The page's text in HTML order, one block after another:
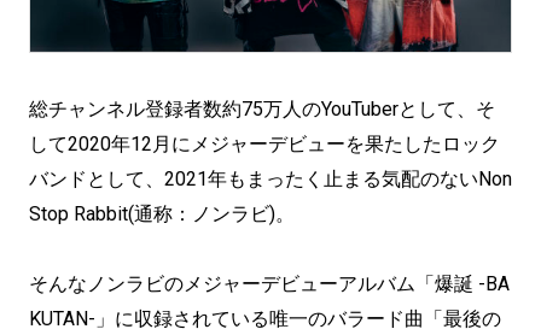
総チャンネル登録者数約75万人のYouTuberとして、そ
して2020年12月にメジャーデビューを果たしたロック
バンドとして、2021年もまったく止まる気配のないNon
Stop Rabbit(通称：ノンラビ)。
そんなノンラビのメジャーデビューアルバム「爆誕 -BA
KUTAN-」に収録されている唯一のバラード曲「最後の